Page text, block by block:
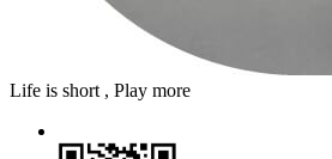
Life is short , Play more